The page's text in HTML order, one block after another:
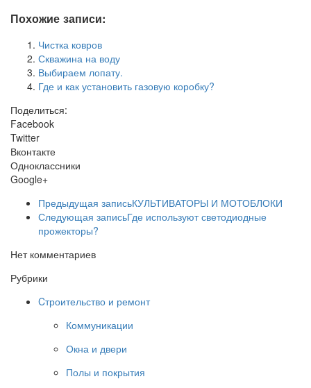
Похожие записи:
Чистка ковров
Скважина на воду
Выбираем лопату.
Где и как установить газовую коробку?
Поделиться:
Facebook
Twitter
Вконтакте
Одноклассники
Google+
Предыдущая записьКУЛЬТИВАТОРЫ И МОТОБЛОКИ
Следующая записьГде используют светодиодные
прожекторы?
Нет комментариев
Рубрики
Cтроительство и ремонт
Коммуникации
Окна и двери
Полы и покрытия